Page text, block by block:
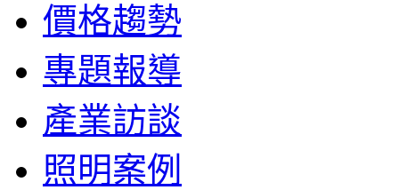
價格趨勢
專題報導
產業訪談
照明案例